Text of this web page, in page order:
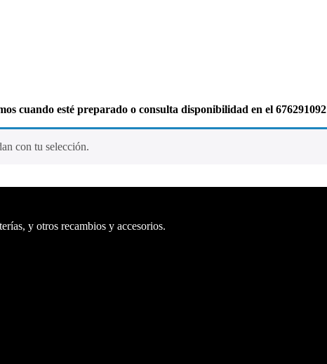
cuando esté preparado o consulta disponibilidad en el 676291092
con tu selección.
y otros recambios y accesorios.